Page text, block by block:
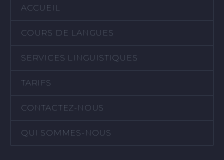
ACCUEIL
COURS DE LANGUES
SERVICES LINGUISTIQUES
TARIFS
CONTACTEZ-NOUS
QUI SOMMES-NOUS